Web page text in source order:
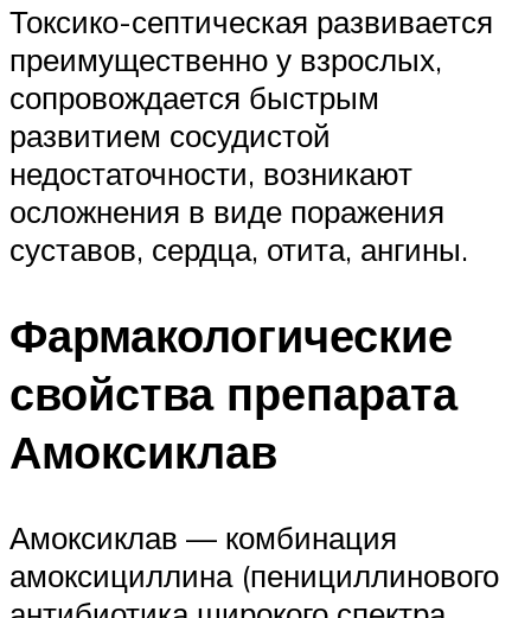
Токсико-септическая развивается
преимущественно у взрослых,
сопровождается быстрым
развитием сосудистой
недостаточности, возникают
осложнения в виде поражения
суставов, сердца, отита, ангины.
Фармакологические
свойства препарата
Амоксиклав
Амоксиклав — комбинация
амоксициллина (пенициллинового